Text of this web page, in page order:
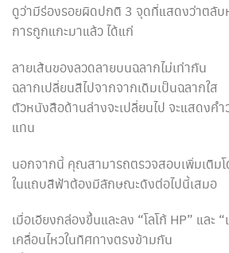
ดูว่ามีร่องรอยผิดปกติ 3 จุดที่แสดงว่าตลั
การถูกแกะมาแล้ว ได้แก่
ลายเส้นของลวดลายบนฉลากไม่เท่ากัน
ฉลากเปลี่ยนสีไปจากจากเดิมเป็นฉลากใส
ตัวหนังสือด้านล่างจะเปลี่ยนไป จะแสดงคำ
แทน
นอกจากนี้ คุณสามารถตรวจสอบเพิ่มเติมโ
ในแถบสีฟ้าต้องมีลักษณะดังต่อไปนี้เสมอ
เมื่อเอียงกล่องขึ้นและลง “โลโก้ HP” และ
เคลื่อนไหวในทิศทางตรงข้ามกัน